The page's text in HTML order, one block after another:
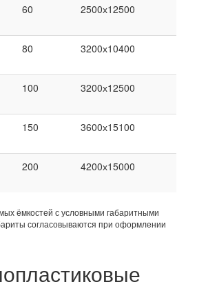
60 2500х12500
80 3200х10400
100 3200х12500
150 3600х15100
200 4200х15000
ёмкостей с условными габаритными
согласовываются при оформлении